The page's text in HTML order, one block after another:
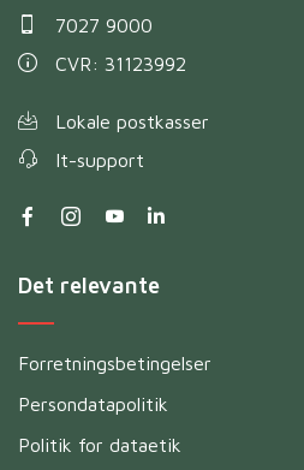
7027 9000
CVR: 31123992
Lokale postkasser
It-support
Det relevante
Forretningsbetingelser
Persondatapolitik
Politik for dataetik